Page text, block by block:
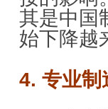
其是中国
始下降越
4. 专业制